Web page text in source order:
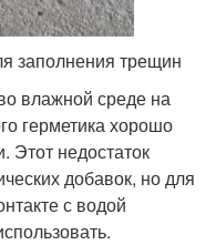
заполнения трещин
влажной среде на
герметика хорошо
Этот недостаток
добавок, но для
с водой